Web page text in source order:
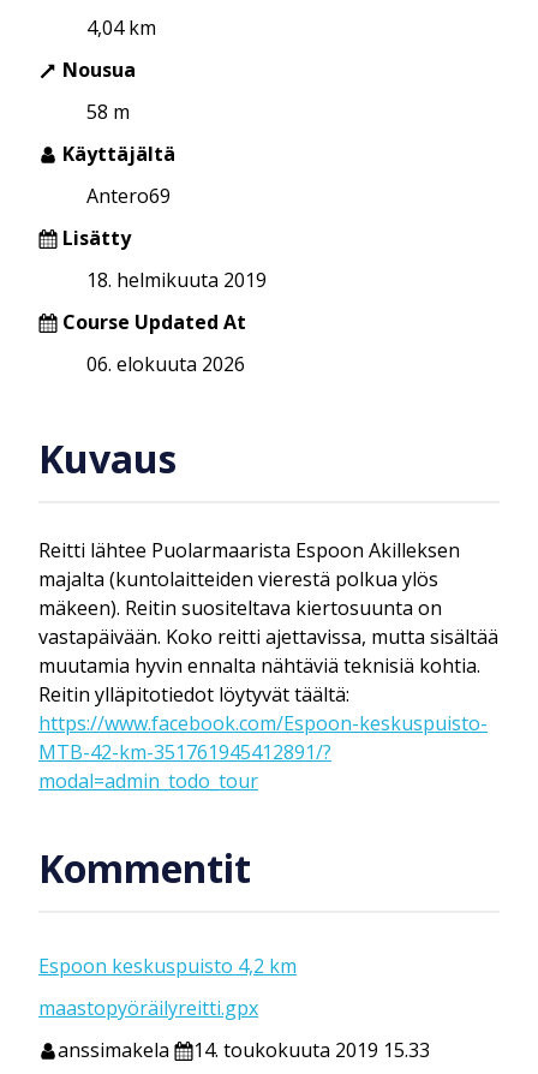
4,04 km
Nousua
58 m
Käyttäjältä
Antero69
Lisätty
18. helmikuuta 2019
Course Updated At
06. elokuuta 2026
Kuvaus
Reitti lähtee Puolarmaarista Espoon Akilleksen
majalta (kuntolaitteiden vierestä polkua ylös
mäkeen). Reitin suositeltava kiertosuunta on
vastapäivään. Koko reitti ajettavissa, mutta sisältää
muutamia hyvin ennalta nähtäviä teknisiä kohtia.
Reitin ylläpitotiedot löytyvät täältä:
https://www.facebook.com/Espoon-keskuspuisto-
MTB-42-km-351761945412891/?
modal=admin_todo_tour
Kommentit
Espoon keskuspuisto 4,2 km
maastopyöräilyreitti.gpx
anssimakela
14. toukokuuta 2019 15.33